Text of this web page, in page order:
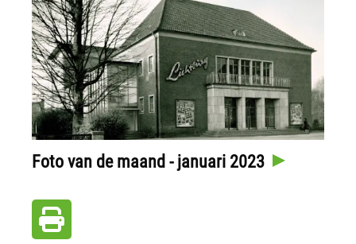
Foto van de maand - januari 2023